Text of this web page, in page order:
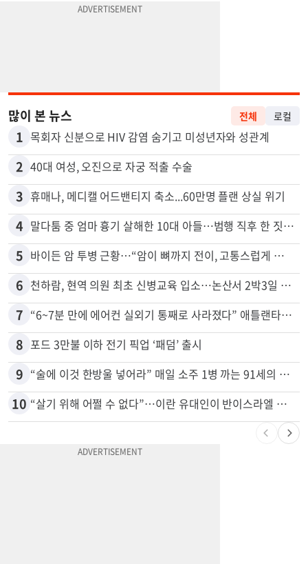
많이 본 뉴스 전체 로컬
1 목회자 신분으로 HIV 감염 숨기고 미성년자와 성관계
2 40대 여성, 오진으로 자궁 적출 수술
3 휴매나, 메디캘 어드밴티지 축소...60만명 플랜 상실 위기
4 말다툼 중 엄마 흉기 살해한 10대 아들…범행 직후 한 짓 충격
5 바이든 암 투병 근황…“암이 뼈까지 전이, 고통스럽게 투병 중”
6 천하람, 현역 의원 최초 신병교육 입소…논산서 2박3일 생활
7 “6~7분 만에 에어컨 실외기 통째로 사라졌다” 애틀랜타서 실외기 도난 급증
8 포드 3만불 이하 전기 픽업 ‘패덤’ 출시
9 “술에 이것 한방울 넣어라” 매일 소주 1병 까는 91세의 철칙
10 “살기 위해 어쩔 수 없다”…이란 유대인이 반이스라엘 외치는 까닭